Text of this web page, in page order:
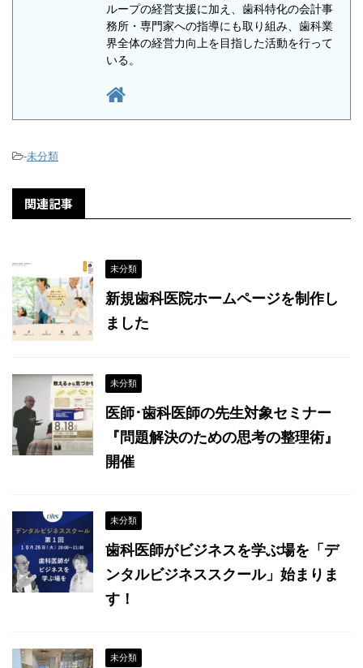
ループの経営支援に加え、歯科特化の会計事
務所・専門家への指導にも取り組み、歯科業
界全体の経営力向上を目指した活動を行って
いる。
-未分類
関連記事
未分類
新規歯科医院ホームページを制作し
ました
未分類
医師･歯科医師の先生対象セミナー
『問題解決のための思考の整理術』
開催
未分類
歯科医師がビジネスを学ぶ場を「デ
ンタルビジネススクール」始まりま
す！
未分類